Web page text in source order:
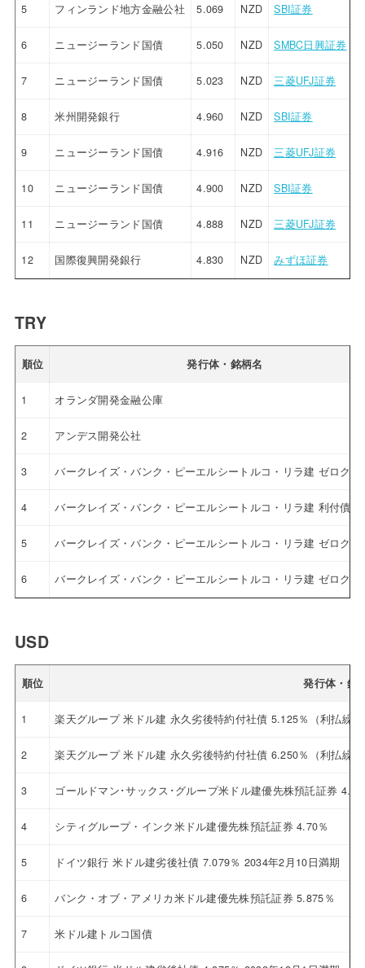
5 フィンランド地方金融公社 5.069 NZD SBI証券
6 ニュージーランド国債 5.050 NZD SMBC日興証券
7 ニュージーランド国債 5.023 NZD 三菱UFJ証券
8 米州開発銀行 4.960 NZD SBI証券
9 ニュージーランド国債 4.916 NZD 三菱UFJ証券
10 ニュージーランド国債 4.900 NZD SBI証券
11 ニュージーランド国債 4.888 NZD 三菱UFJ証券
12 国際復興開発銀行 4.830 NZD みずほ証券
TRY
順位 発行体・銘柄名
1 オランダ開発金融公庫
2 アンデス開発公社
3 バークレイズ・バンク・ピーエルシートルコ・リラ建 ゼロクー
4 バークレイズ・バンク・ピーエルシートルコ・リラ建 利付債
5 バークレイズ・バンク・ピーエルシートルコ・リラ建 ゼロクー
6 バークレイズ・バンク・ピーエルシートルコ・リラ建 ゼロクー
USD
順位 発行体・銘
1 楽天グループ 米ドル建 永久劣後特約付社債 5.125％（利払繰
2 楽天グループ 米ドル建 永久劣後特約付社債 6.250％（利払繰
3 ゴールドマン･サックス･グループ米ドル建優先株預託証券
4 シティグループ・インク米ドル建優先株預託証券 4.70％
5 ドイツ銀行 米ドル建劣後社債 7.079％ 2034年2月10日満期
6 バンク・オブ・アメリカ米ドル建優先株預託証券 5.875％
7 米ドル建トルコ国債